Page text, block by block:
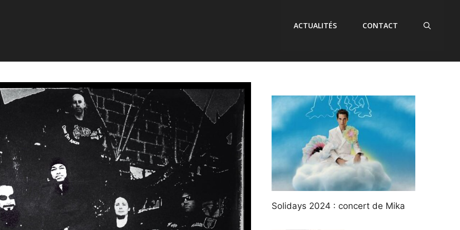
ACTUALITÉS CONTACT
Solidays 2024 : concert de Mika